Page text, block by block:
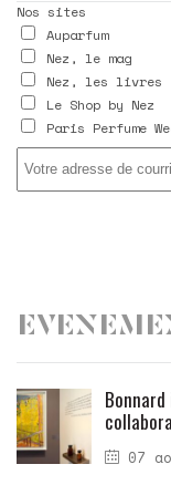
Nos sites
Auparfum
Nez, le mag
Nez, les livres
Le Shop by Nez
Paris Perfume
07